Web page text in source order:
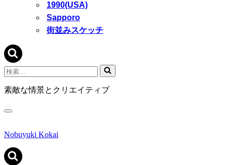
1990(USA)
Sapporo
街並みスケッチ
検
索...
素敵な情景とクリエイティブ
ナ
ゲ
シ
ョ
Nobuyuki Kokai